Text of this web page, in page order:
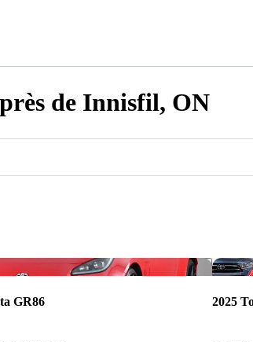
de Innisfil, ON
Enregistrer
GR86 2025